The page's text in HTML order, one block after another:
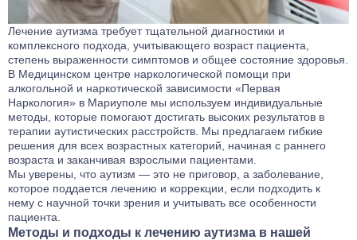
Лечение аутизма требует тщательной диагностики и
комплексного подхода, учитывающего возраст пациента,
степень выраженности симптомов и общее состояние здоровья.
В Медицинском центре наркологической помощи при
алкогольной и наркотической зависимости «Первая
Наркология» в Мариуполе мы используем индивидуальные
методы, которые помогают достигать высоких результатов в
терапии аутистических расстройств. Мы предлагаем гибкие
решения для всех возрастных категорий, начиная с раннего
возраста и заканчивая взрослыми пациентами.
Мы уверены, что аутизм — это не приговор, а заболевание,
которое поддается лечению и коррекции, если подходить к
нему с научной точки зрения и учитывать все особенности
пациента.
Методы и подходы к лечению аутизма в нашей